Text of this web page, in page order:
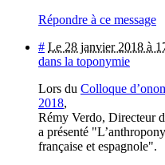
Répondre à ce message
# Le 28 janvier 2018 à
dans la toponymie
Lors du Colloque
2018,
Rémy Verdo, Directeur
a présenté
française et espagnole".